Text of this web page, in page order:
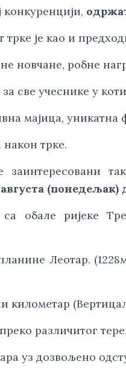
трке је као и
новчане, робне
све учеснике у
мајица,
трке.
(понедељак)
обале ријеке
Леотар.
километар
различитог
уз дозвољено